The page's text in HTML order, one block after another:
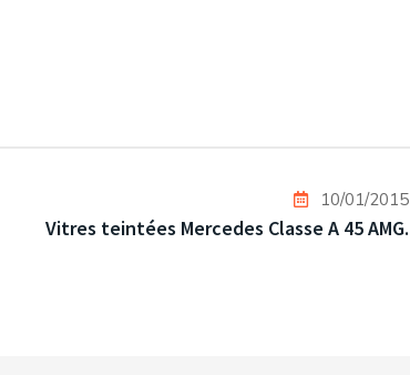
10/01/2015
Vitres teintées Mercedes Classe A 45 AMG.